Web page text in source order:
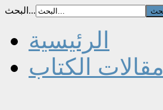
البحث...
الرئيسية
مقالات الكتاب